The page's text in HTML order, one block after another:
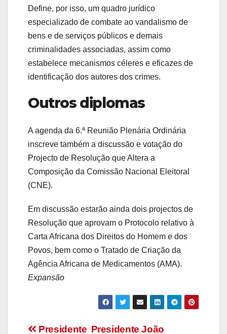
Define, por isso, um quadro jurídico
especializado de combate ao vandalismo de
bens e de serviços públicos e demais
criminalidades associadas, assim como
estabelece mecanismos céleres e eficazes de
identificação dos autores dos crimes.
Outros diplomas
A agenda da 6.ª Reunião Plenária Ordinária
inscreve também a discussão e votação do
Projecto de Resolução que Altera a
Composição da Comissão Nacional Eleitoral
(CNE).
Em discussão estarão ainda dois projectos de
Resolução que aprovam o Protocolo relativo à
Carta Africana dos Direitos do Homem e dos
Povos, bem como o Tratado de Criação da
Agência Africana de Medicamentos (AMA).
Expansão
Presidente João
Presidente